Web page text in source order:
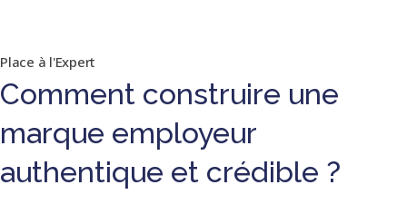
Place à l'Expert
Comment construire une
marque employeur
authentique et crédible ?